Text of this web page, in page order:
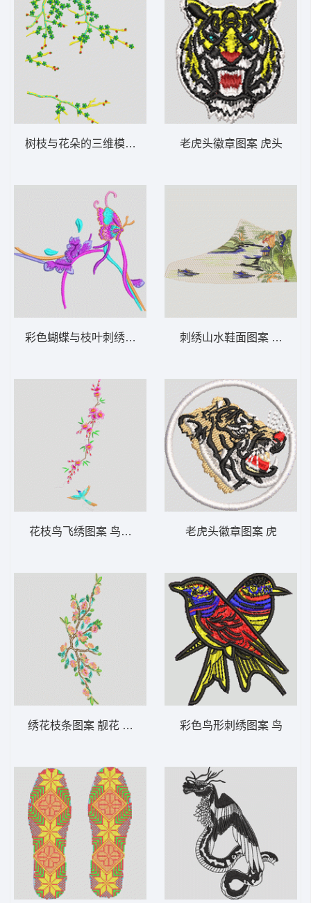
树枝与花朵的三维模型 树花
彩色蝴蝶与枝叶刺绣图案 汉服
花枝鸟飞绣图案 鸟汉服
绣花枝条图案 靓花 旗袍
老虎头徽章图案 虎头
刺绣山水鞋面图案 风景鞋
老虎头徽章图案 虎
彩色鸟形刺绣图案 鸟